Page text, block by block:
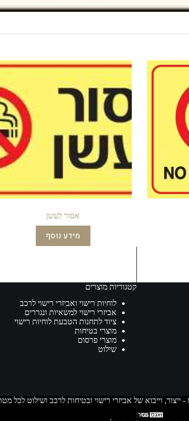
אסור לעשן
מידע נוסף
קטגוריות מוצרים
לוחיות רישוי ואביזרי רישוי לרכב
אביזרי רישוי למשאיות ונגררים
ציוד לתחנות הטבעת לוחיות רישוי
מוצרי בטיחות
מוצרי פרסום
שילוט